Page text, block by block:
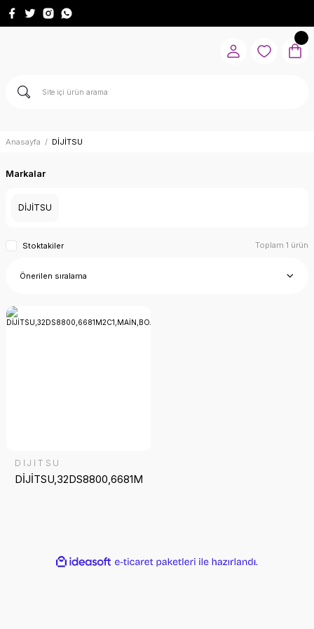
Anasayfa DİJİTSU
Markalar
DİJİTSU
Stoktakiler Toplam 1 ürün
DİJİTSU
DİJİTSU,32DS8800,6681M2C1,MAİN,BOARD
ideasoft
e-